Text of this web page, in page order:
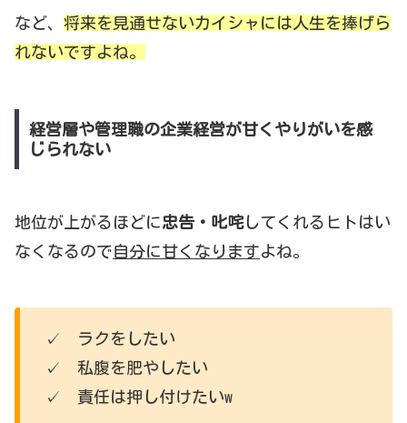
など、 将来を見通せないカイシャには人生を捧げら
れないですよね。
経営層や管理職の企業経営が甘くやりがいを感
じられない
地位が上がるほどに忠告・叱咤してくれるヒトはい
なくなるので自分に甘くなりますよね。
✓ ラクをしたい
✓ 私腹を肥やしたい
✓ 責任は押し付けたいw